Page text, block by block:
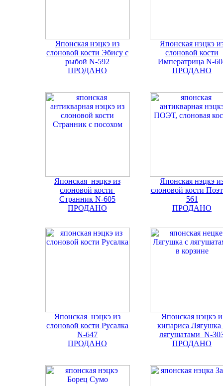
Японская нэцкэ из
слоновой кости Эбису с
рыбой N-592
ПРОДАНО
Японская нэцкэ
слоновой кости
Императрица N-
ПРОДАНО
Японская нэцкэ из
слоновой кости
Странник N-605
ПРОДАНО
Японская нэцкэ
слоновой кости
561
ПРОДАНО
Японская нэцкэ из
слоновой кости Русалка
N-647
ПРОДАНО
Японская нэцкэ и
кипариса Лягушка
лягушатами N-
ПРОДАНО